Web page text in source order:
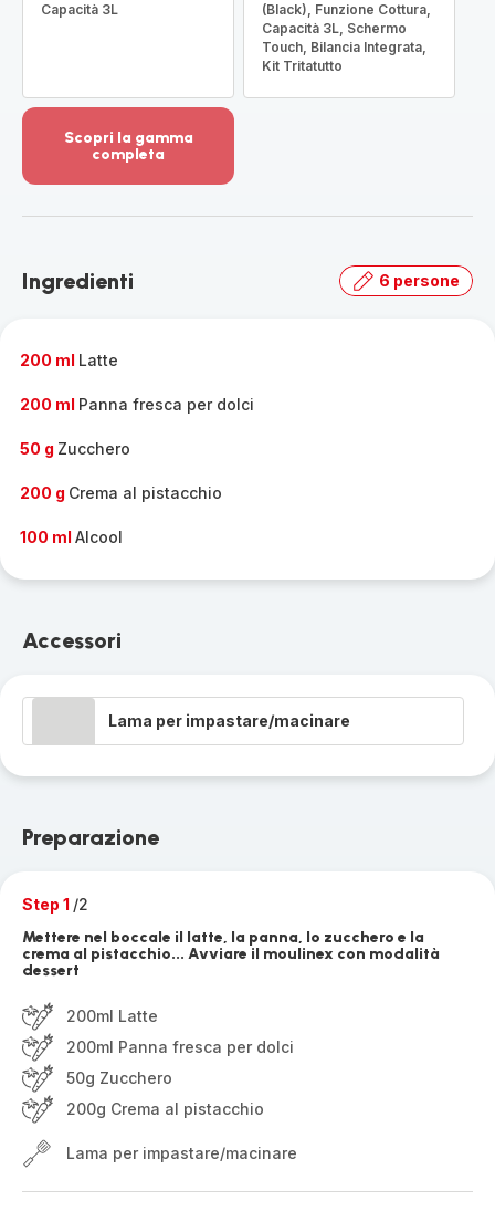
Capacità 3L
(Black), Funzione Cottura,
Capacità 3L, Schermo
Touch, Bilancia Integrata,
Kit Tritatutto
Scopri la gamma
completa
dettagli
la
Ingredienti 6 persone
200 ml Latte
200 ml Panna fresca per dolci
50 g Zucchero
200 g Crema al pistacchio
100 ml Alcool
Accessori
Lama per impastare/macinare
Preparazione
Step 1 /2
Mettere nel boccale il latte, la panna, lo zucchero e la
crema al pistacchio... Avviare il moulinex con modalità
dessert
200ml Latte
200ml Panna fresca per dolci
50g Zucchero
200g Crema al pistacchio
Lama per impastare/macinare